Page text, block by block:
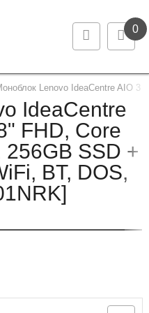
0
Lenovo IdeaCentre AIO 3
IdeaCentre
FHD, Core
SSD +
BT, DOS,